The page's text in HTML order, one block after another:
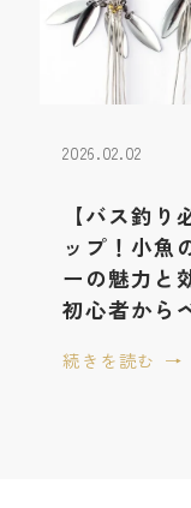
2026.02.02
【バス釣
ップ！小魚
ーの魅力と
初心者から
続きを読む